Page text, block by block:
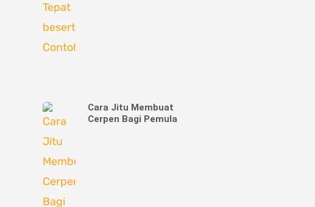
Cara Jitu Membuat
Cerpen Bagi Pemula